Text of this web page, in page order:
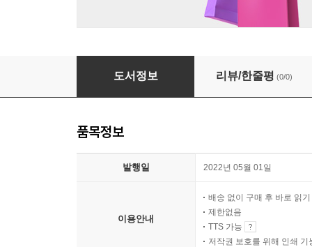
지구환경구조대 육지의 피라냐
도서정보 리뷰/한줄평 (0/0)
품목정보
발행일 2022년 05월 01일
이용안내
배송 없이 구매 후 바로 읽기
제한없음
TTS 가능
저작권 보호를 위해 인쇄 기